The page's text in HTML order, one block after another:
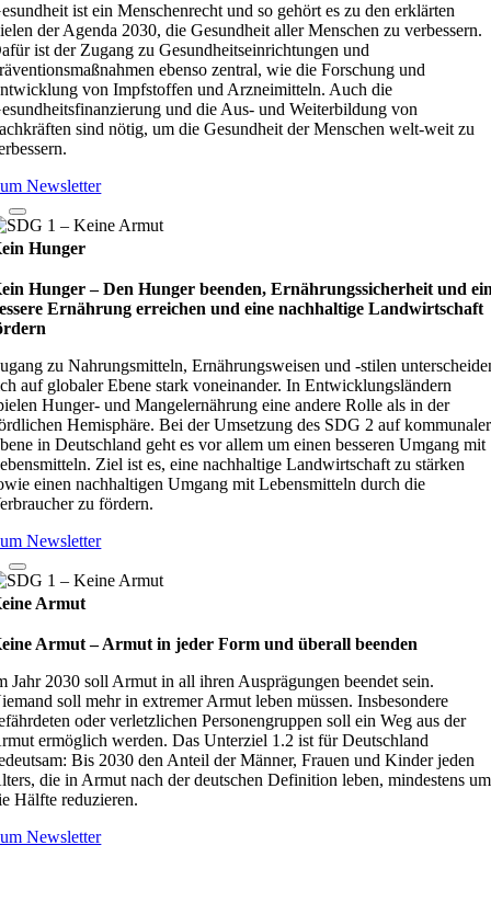
ist ein Menschenrecht und so gehört es zu den erklärten
der Agenda 2030, die Gesundheit aller Menschen zu verbessern.
ist der Zugang zu Gesundheitseinrichtungen und
ebenso zentral, wie die Forschung und
von Impfstoffen und Arzneimitteln. Auch die
und die Aus- und Weiterbildung von
sind nötig, um die Gesundheit der Menschen welt-weit zu
Newsletter
Hunger
Hunger – Den Hunger beenden, Ernährungssicherheit und
Ernährung erreichen und eine nachhaltige Landwirtschaft
zu Nahrungsmitteln, Ernährungsweisen und -stilen
auf globaler Ebene stark voneinander. In Entwicklungsländern
Hunger- und Mangelernährung eine andere Rolle als in der
Hemisphäre. Bei der Umsetzung des SDG 2 auf kommunaler
in Deutschland geht es vor allem um einen besseren Umgang mit
Ziel ist es, eine nachhaltige Landwirtschaft zu stärken
einen nachhaltigen Umgang mit Lebensmitteln durch die
zu fördern.
Newsletter
Armut
Armut – Armut in jeder Form und überall beenden
Jahr 2030 soll Armut in all ihren Ausprägungen beendet sein.
soll mehr in extremer Armut leben müssen. Insbesondere
oder verletzlichen Personengruppen soll ein Weg aus der
ermöglich werden. Das Unterziel 1.2 ist für Deutschland
Bis 2030 den Anteil der Männer, Frauen und Kinder jeden
die in Armut nach der deutschen Definition leben, mindestens um
Hälfte reduzieren.
Newsletter